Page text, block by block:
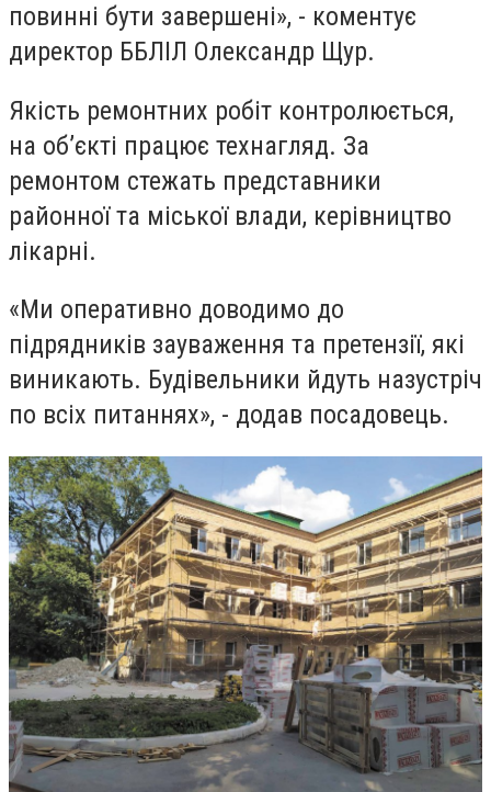
повинні бути завершені», - коментує
директор ББЛІЛ Олександр Щур.
Якість ремонтних робіт контролюється,
на об’єкті працює технагляд. За
ремонтом стежать представники
районної та міської влади, керівництво
лікарні.
«Ми оперативно доводимо до
підрядників зауваження та претензії, які
виникають. Будівельники йдуть назустріч
по всіх питаннях», - додав посадовець.